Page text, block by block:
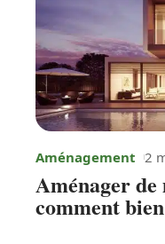
Aménagement 2
Aménager
comment